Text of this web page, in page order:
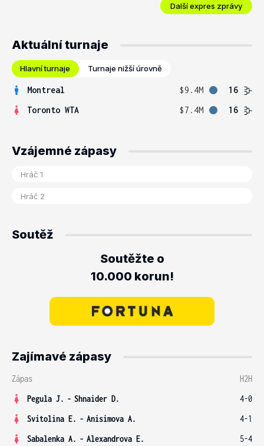
Další expres zprávy
Aktuální turnaje
Hlavní turnaje Turnaje nižší úrovně
Montreal $9.4M
16
Toronto WTA
$7.4M 16
Vzájemné zápasy
Soutěž
Soutěžte o
10.000 korun!
Zajímavé zápasy
Zápas
H2H
Pegula J. - Shnaider D.
4-0
Svitolina E. - Anisimova A.
4-1
Sabalenka A. - Alexandrova E.
5-4